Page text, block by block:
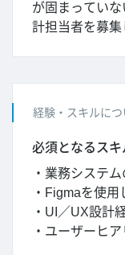
が固まってい
計担当者を募集
経験・スキルにつ
必須となるス
・業務システ
・Figmaを使
・UI／UX設計
・ユーザーヒ